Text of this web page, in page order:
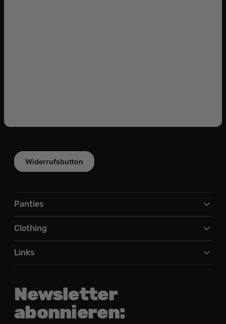
Widerrufsbutton
Panties
Clothing
Links
Newsletter
abonnieren: